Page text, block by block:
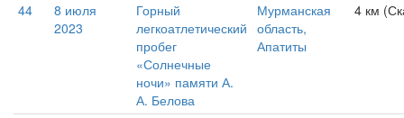
44
8 июля
2023
Горный
легкоатлетический
пробег
«Солнечные
ночи» памяти А.
А. Белова
Мурманская
область,
Апатиты
4 км